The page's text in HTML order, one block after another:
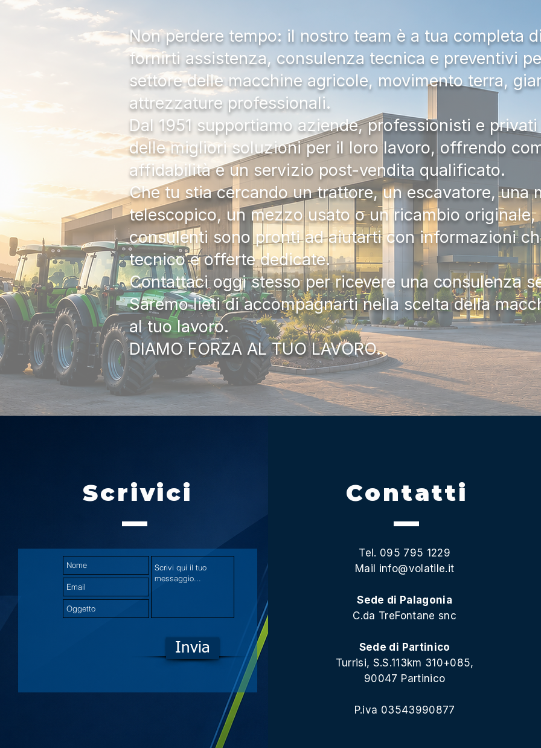
Non perdere tempo: il nostro team è a tua completa
fornirti assistenza, consulenza tecnica e preventivi
settore delle macchine agricole, movimento terra,
attrezzature professionali.
Dal 1951 supportiamo aziende, professionisti e
delle migliori soluzioni per il loro lavoro, offrendo
affidabilità e un servizio post-vendita qualificato.
Che tu stia cercando un trattore, un escavatore, una
telescopico, un mezzo usato o un ricambio
consulenti sono pronti ad aiutarti con informazioni
tecnico e offerte dedicate.
Contattaci oggi stesso per ricevere una consulenza
Saremo lieti di accompagnarti nella scelta della
al tuo lavoro.
DIAMO FORZA AL TUO LAVORO.
Scrivici
Invia
Contatti
Tel. 095 795 1229
Mail info@volatile.it
Sede di Palagonia
C.da TreFontane snc
Sede di Partinico
Turrisi, S.S.113km 310+085,
90047 Partinico
P.iva 03543990877